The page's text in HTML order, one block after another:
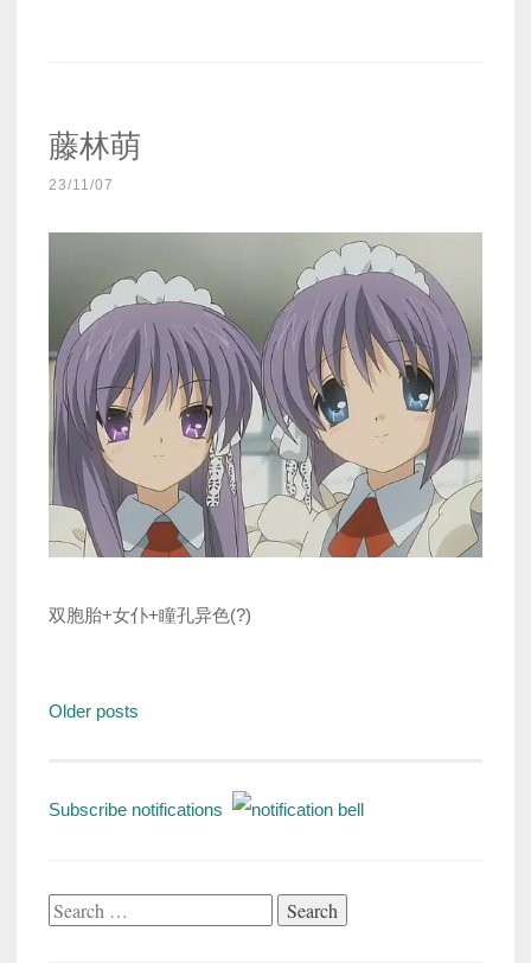
藤林萌
23/11/07
双胞胎+女仆+瞳孔异色(?)
Posts
Older posts
Subscribe notifications
Search